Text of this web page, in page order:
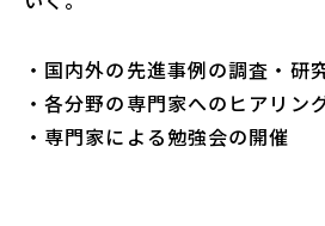
・国内外の先進事例の調査・研
・各分野の専門家へのヒアリン
・専門家による勉強会の開催